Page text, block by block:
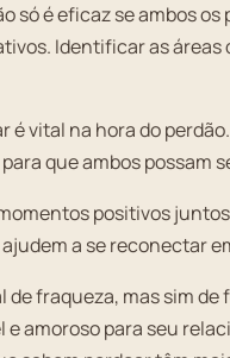
só é eficaz se ambos
Identificar as
é vital na hora do
que ambos possam
positivos
a se reconectar
fraqueza, mas sim
amoroso para seu